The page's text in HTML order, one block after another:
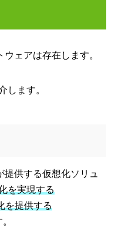
ェアは存在します。
します。
提供する仮想化ソリュ
を実現する
を提供する